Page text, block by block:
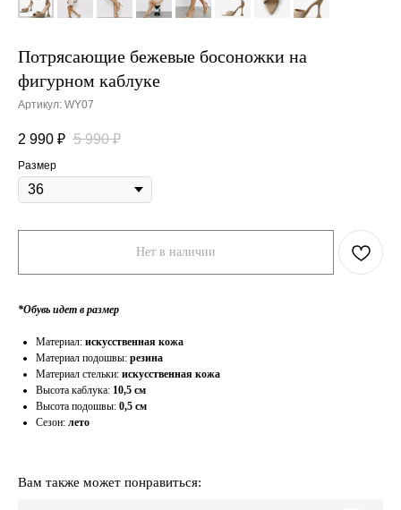
Потрясающие бежевые босоножки на
фигурном каблуке
Артикул: WY07
2 990 ₽ 5 990 ₽
Размер
Нет в наличии
*Обувь идет в размер
Материал: искусственная кожа
Материал подошвы: резина
Материал стельки: искусственная кожа
Высота каблука: 10,5 см
Высота подошвы: 0,5 см
Сезон: лето
Вам также может понравиться: